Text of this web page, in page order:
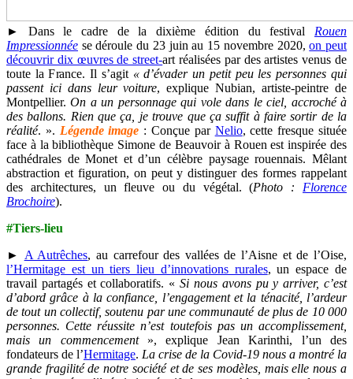
► Dans le cadre de la dixième édition du festival Rouen
Impressionnée se déroule du 23 juin au 15 novembre 2020,on peut
découvrir dix œuvres de street-art réalisées par des artistes venus de
toute la France. Il s’agit « d’évader un petit peu les personnes qui
passent ici dans leur voiture, explique Nubian, artiste-peintre de
Montpellier.On a un personnage qui vole dans le ciel, accroché à
des ballons. Rien que ça, je trouve que ça suffit à faire sortir de la
réalité. ». Légende image : Conçue par Nelio, cette fresque située
face à la bibliothèque Simone de Beauvoir à Rouen est inspirée des
cathédrales de Monet et d’un célèbre paysage rouennais. Mêlant
abstraction et figuration, on peut y distinguer des formes rappelant
des architectures, un fleuve ou du végétal. (Photo :Florence
Brochoire).
#Tiers-lieu
► A Autrêches, au carrefour des vallées de l’Aisne et de l’Oise,
l’Hermitage est un tiers lieu d’innovations rurales, un espace de
travail partagés et collaboratifs. «Si nous avons pu y arriver, c’est
d’abord grâce à la confiance, l’engagement et la ténacité, l’ardeur
de tout un collectif, soutenu par une communauté de plus de 10 000
personnes. Cette réussite n’est toutefois pas un accomplissement,
mais un commencement», explique Jean Karinthi, l’un des
fondateurs de l’Hermitage. La crise de la Covid-19 nous a montré la
grande fragilité de notre société et de ses modèles, mais elle nous a